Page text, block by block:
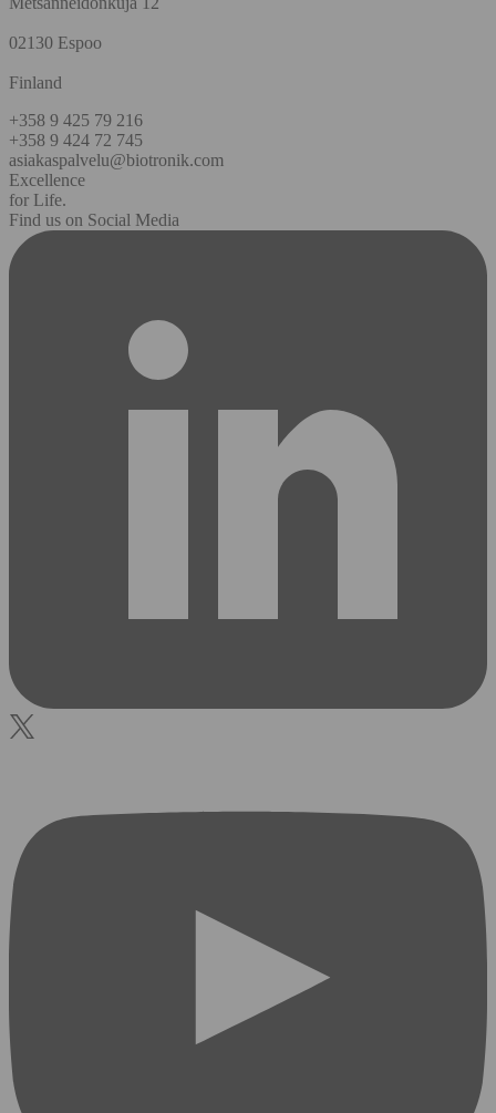
02130 Espoo
Finland
+358 9 425 79 216
+358 9 424 72 745
asiakaspalvelu@biotronik.com
Excellence
for Life.
Find us on Social Media